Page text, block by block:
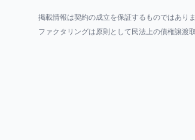
掲載情報は契約の成立を保証するものではあり
ファクタリングは原則として民法上の債権譲渡